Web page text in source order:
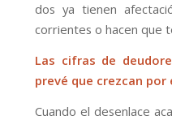
dos ya tienen
corrientes o hacen que
Las cifras de
prevé que crezcan
Cuando el desenlace